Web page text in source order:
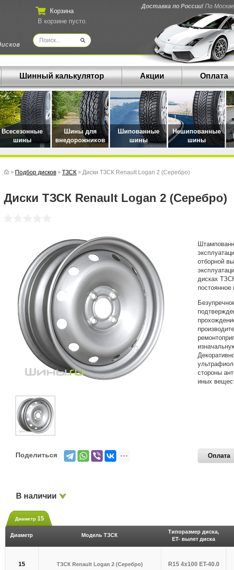
Доставка по России! По
Корзина
В корзине пусто.
Шинный калькулятор Акции Оплата
Всесезонные
шины
Шины для
внедорожников
Шипованные
шины
Нешипованные
шины
» Подбор дисков » ТЗСК » Диски ТЗСК Renault Logan 2 (Серебро)
Диски ТЗСК Renault Logan 2 (Серебро)
Поделиться
отборной
дисках
стороны
иных
Оплата
В наличии
Диаметр 15
Диаметр Модель ТЗСК
Типоразмер диска,
ET- вылет диска
15 ТЗСК Renault Logan 2 (Серебро) R15 4x100 ET-40.0